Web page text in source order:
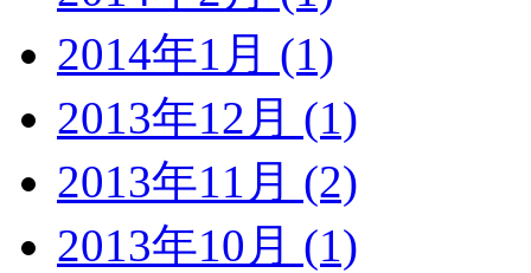
2014年1月 (1)
2013年12月 (1)
2013年11月 (2)
2013年10月 (1)